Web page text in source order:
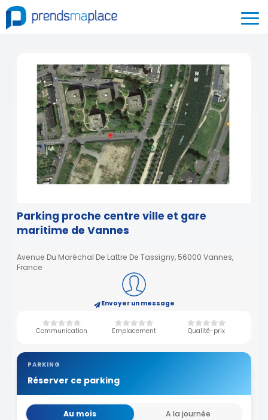
Parking proche centre ville et gare
maritime de Vannes
Avenue Du Maréchal De Lattre De Tassigny, 56000 Vannes,
France
Envoyer un message
Communication Emplacement Qualité-prix
PARKING
Réserver ce parking
Au mois
A la journée